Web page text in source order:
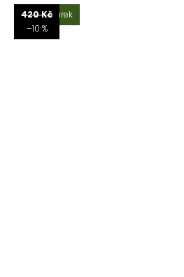
Tip na dárek
420 Kč
–10 %